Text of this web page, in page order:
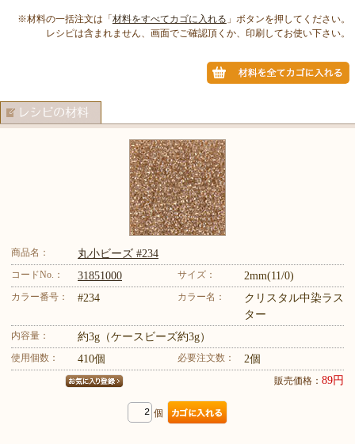
※材料の一括注文は「材料をすべてカゴに入れる 」ボタンを押してください。
レシピは含まれません、画面でご確認頂くか、印刷してお使い下さい。
商品名： 丸小ビーズ #234
コードNo.： 31851000 サイズ： 2mm(11/0)
カラー番号： #234 カラー名：
クリスタル中染ラス
ター
内容量： 約3g（ケースビーズ約3g）
使用個数： 410個 必要注文数： 2個
販売価格： 89円
個